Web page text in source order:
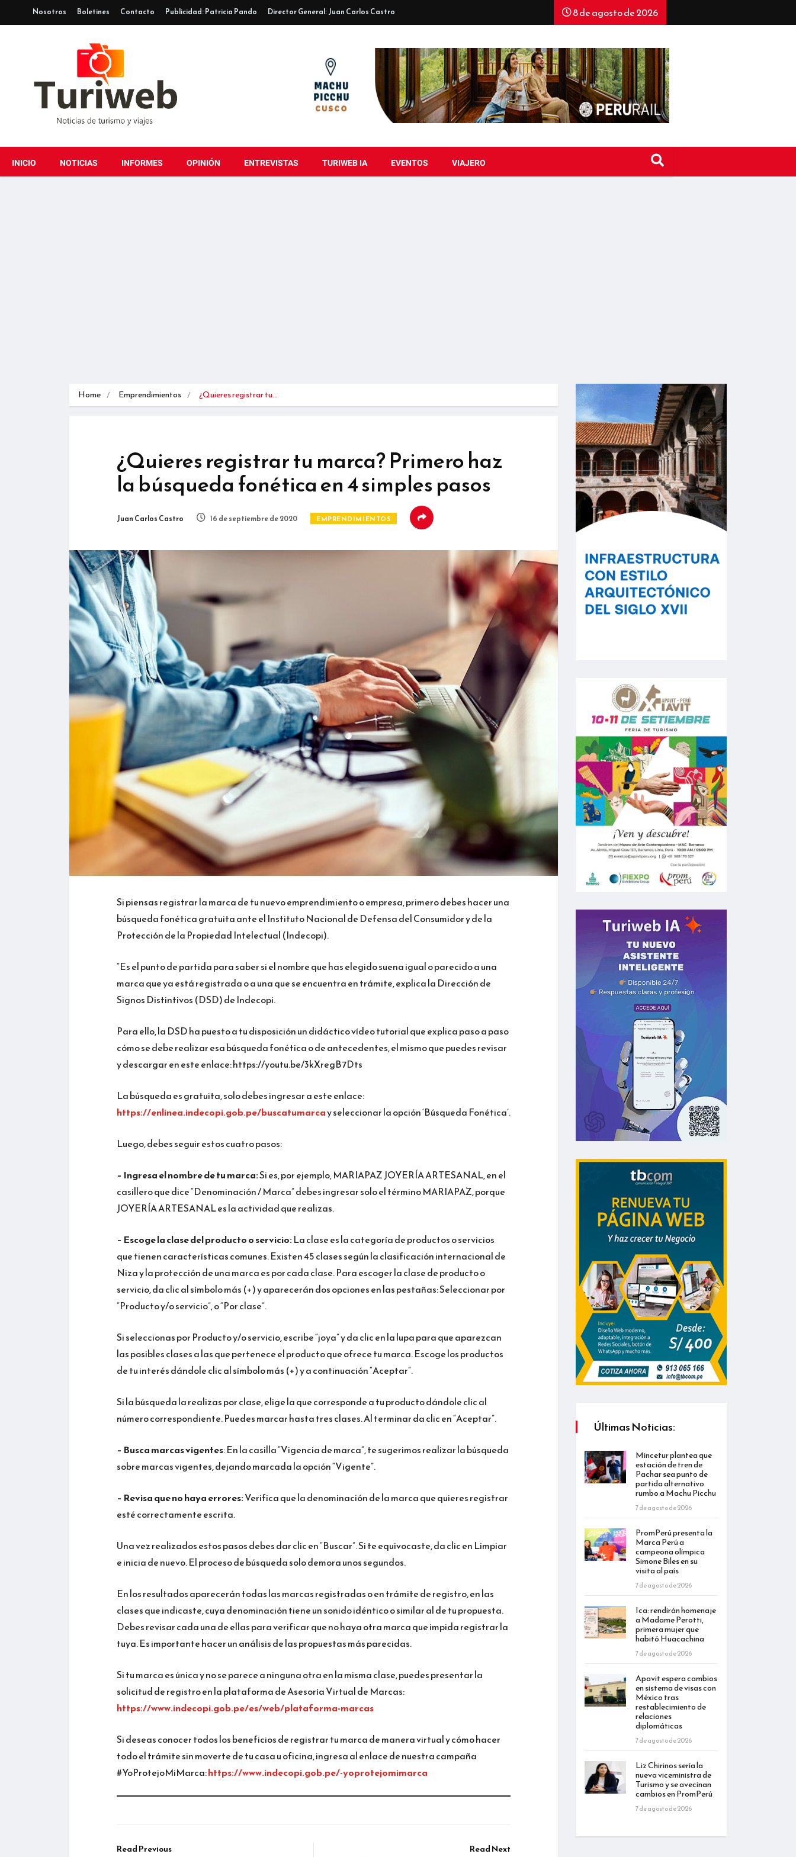
Nosotros Boletines Contacto Publicidad: Patricia Pando Director General: Juan Carlos Castro 8 de agosto de 2026
INICIO NOTICIAS INFORMES OPINIÓN ENTREVISTAS TURIWEB IA EVENTOS VIAJERO
Home Emprendimientos ¿Quieres registrar tu…
¿Quieres registrar tu marca? Primero haz
la búsqueda fonética en 4 simples pasos
Juan Carlos Castro 16 de septiembre de 2020 EMPRENDIMIENTOS
Si piensas registrar la marca de tu nuevo emprendimiento o empresa, primero debes hacer una
búsqueda fonética gratuita ante el Instituto Nacional de Defensa del Consumidor y de la
Protección de la Propiedad Intelectual (Indecopi).
“Es el punto de partida para saber si el nombre que has elegido suena igual o parecido a una
marca que ya está registrada o a una que se encuentra en trámite, explica la Dirección de
Signos Distintivos (DSD) de Indecopi.
Para ello, la DSD ha puesto a tu disposición un didáctico vídeo tutorial que explica paso a paso
cómo se debe realizar esa búsqueda fonética o de antecedentes, el mismo que puedes revisar
y descargar en este enlace: https://youtu.be/3kXregB7Dts
La búsqueda es gratuita, solo debes ingresar a este enlace:
https://enlinea.indecopi.gob.pe/buscatumarcay seleccionar la opción ‘Búsqueda Fonética’.
Luego, debes seguir estos cuatro pasos:
– Ingresa el nombre de tu marca:Si es, por ejemplo, MARIAPAZ JOYERÍA ARTESANAL, en el
casillero que dice “Denominación / Marca” debes ingresar solo el término MARIAPAZ, porque
JOYERÍA ARTESANAL es la actividad que realizas.
– Escoge la clase del producto o servicio:La clase es la categoría de productos o servicios
que tienen características comunes. Existen 45 clases según la clasificación internacional de
Niza y la protección de una marca es por cada clase. Para escoger la clase de producto o
servicio, da clic al símbolo más (+) y aparecerán dos opciones en las pestañas: Seleccionar por
“Producto y/o servicio”, o “Por clase”.
Si seleccionas por Producto y/o servicio, escribe “joya” y da clic en la lupa para que aparezcan
las posibles clases a las que pertenece el producto que ofrece tu marca. Escoge los productos
de tu interés dándole clic al símbolo más (+) y a continuación “Aceptar”.
Si la búsqueda la realizas por clase, elige la que corresponde a tu producto dándole clic al
número correspondiente. Puedes marcar hasta tres clases. Al terminar da clic en “Aceptar”.
– Busca marcas vigentes: En la casilla “Vigencia de marca”, te sugerimos realizar la búsqueda
sobre marcas vigentes, dejando marcada la opción “Vigente”.
– Revisa que no haya errores:Verifica que la denominación de la marca que quieres registrar
esté correctamente escrita.
Una vez realizados estos pasos debes dar clic en “Buscar”. Si te equivocaste, da clic en Limpiar
e inicia de nuevo. El proceso de búsqueda solo demora unos segundos.
En los resultados aparecerán todas las marcas registradas o en trámite de registro, en las
clases que indicaste, cuya denominación tiene un sonido idéntico o similar al de tu propuesta.
Debes revisar cada una de ellas para verificar que no haya otra marca que impida registrar la
tuya. Es importante hacer un análisis de las propuestas más parecidas.
Si tu marca es única y no se parece a ninguna otra en la misma clase, puedes presentar la
solicitud de registro en la plataforma de Asesoría Virtual de Marcas:
https://www.indecopi.gob.pe/es/web/plataforma-marcas
Si deseas conocer todos los beneficios de registrar tu marca de manera virtual y cómo hacer
todo el trámite sin moverte de tu casa u oficina, ingresa al enlace de nuestra campaña
#YoProtejoMiMarca:https://www.indecopi.gob.pe/-yoprotejomimarca
Read Previous
Read Next
Últimas Noticias:
Mincetur plantea que
estación de tren de
Pachar sea punto de
partida alternativo
rumbo a Machu Picchu
7 de agosto de 2026
PromPerú presenta la
Marca Perú a
campeona olímpica
Simone Biles en su
visita al país
7 de agosto de 2026
Ica: rendirán homenaje
a Madame Perotti,
primera mujer que
habitó Huacachina
7 de agosto de 2026
Apavit espera cambios
en sistema de visas con
México tras
restablecimiento de
relaciones
diplomáticas
7 de agosto de 2026
Liz Chirinos sería la
nueva viceministra de
Turismo y se avecinan
cambios en PromPerú
7 de agosto de 2026